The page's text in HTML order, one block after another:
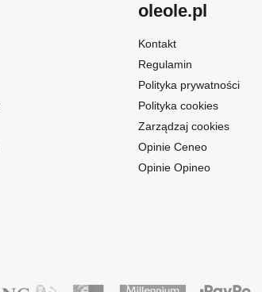
oleole.pl
Kontakt
Regulamin
Polityka prywatności
Polityka cookies
Zarządzaj cookies
Opinie Ceneo
Opinie Opineo